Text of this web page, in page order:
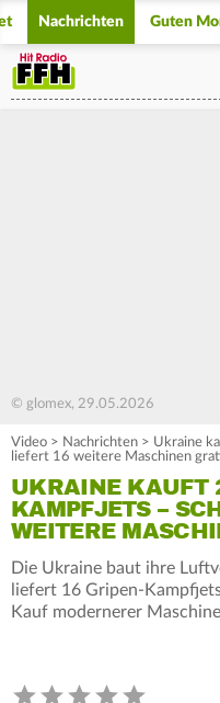
Nachrichten Guten
© glomex, 29.05.2026
Video > Nachrichten > Ukraine
liefert 16 weitere Maschinen
UKRAINE KAUFT
KAMPFJETS –
WEITERE
Die Ukraine baut ihre
liefert 16 Gripen-
Kauf modernerer